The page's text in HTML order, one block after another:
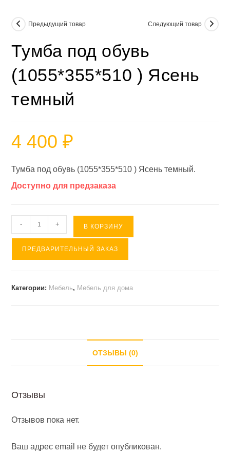
Предыдущий товар Следующий товар
Тумба под обувь
(1055*355*510 ) Ясень
темный
4 400₽
Тумба под обувь (1055*355*510 ) Ясень темный.
Доступно для предзаказа
Количество
товара
Тумба
(1055*355*510
- + В КОРЗИНУ
ПРЕДВАРИТЕЛЬНЫЙ ЗАКАЗ
Категории: Мебель, Мебель для дома
ОТЗЫВЫ (0)
Отзывы
Отзывов пока нет.
Ваш адрес email не будет опубликован.